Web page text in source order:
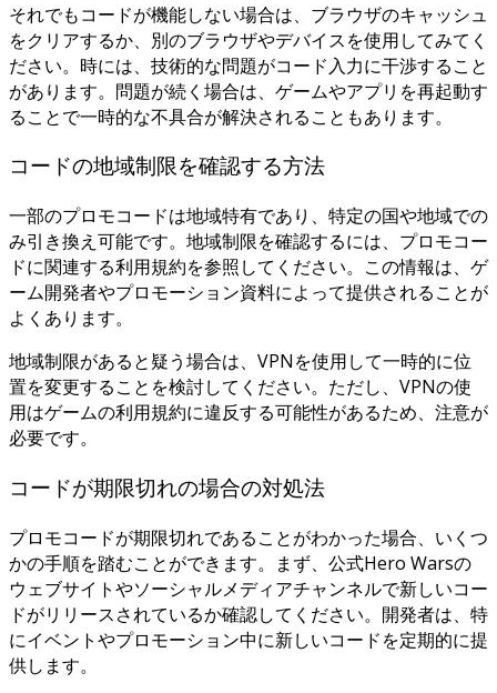
それでもコードが機能しない場合は、ブラウザのキャッシュ
をクリアするか、別のブラウザやデバイスを使用してみてく
ださい。時には、技術的な問題がコード入力に干渉すること
があります。問題が続く場合は、ゲームやアプリを再起動す
ることで一時的な不具合が解決されることもあります。
コードの地域制限を確認する方法
一部のプロモコードは地域特有であり、特定の国や地域での
み引き換え可能です。地域制限を確認するには、プロモコー
ドに関連する利用規約を参照してください。この情報は、ゲ
ーム開発者やプロモーション資料によって提供されることが
よくあります。
地域制限があると疑う場合は、VPNを使用して一時的に位
置を変更することを検討してください。ただし、VPNの使
用はゲームの利用規約に違反する可能性があるため、注意が
必要です。
コードが期限切れの場合の対処法
プロモコードが期限切れであることがわかった場合、いくつ
かの手順を踏むことができます。まず、公式Hero Warsの
ウェブサイトやソーシャルメディアチャンネルで新しいコー
ドがリリースされているか確認してください。開発者は、特
にイベントやプロモーション中に新しいコードを定期的に提
供します。